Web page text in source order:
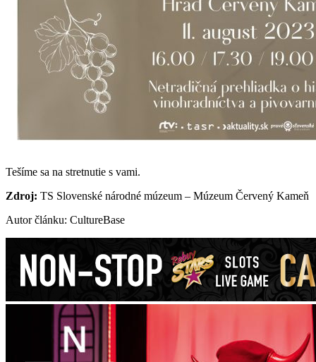
Tešíme sa na stretnutie s vami.
Zdroj: TS Slovenské národné múzeum – Múzeum Červený Kameň
Autor článku: CultureBase